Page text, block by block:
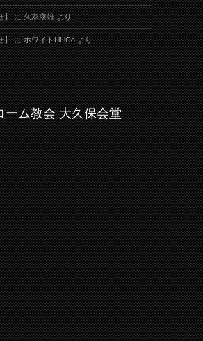
】に久家康雄より
】にホワイトLiLiCoより
ーム教会 大久保会堂